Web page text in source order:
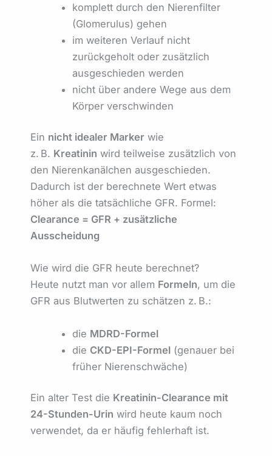
komplett durch den Nierenfilter
(Glomerulus) gehen
im weiteren Verlauf nicht
zurückgeholt oder zusätzlich
ausgeschieden werden
nicht über andere Wege aus dem
Körper verschwinden
Ein nicht idealer Marker wie
z. B. Kreatinin wird teilweise zusätzlich von
den Nierenkanälchen ausgeschieden.
Dadurch ist der berechnete Wert etwas
höher als die tatsächliche GFR. Formel:
Clearance = GFR + zusätzliche
Ausscheidung
Wie wird die GFR heute berechnet?
Heute nutzt man vor allem Formeln, um die
GFR aus Blutwerten zu schätzen z. B.:
die MDRD-Formel
die CKD-EPI-Formel (genauer bei
früher Nierenschwäche)
Ein alter Test die Kreatinin-Clearance mit
24-Stunden-Urin wird heute kaum noch
verwendet, da er häufig fehlerhaft ist.